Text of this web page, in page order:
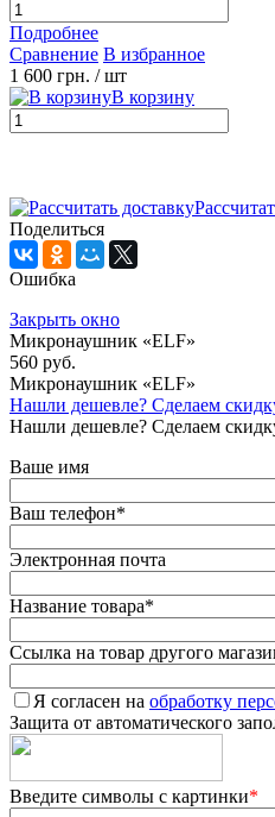
Подробнее
Сравнение В избранное
1 600 грн. / шт
В корзину
Поделиться
Ошибка
Закрыть окно
Микронаушник «ELF»
560 руб.
Микронаушник «ELF»
Нашли дешевле? Сделаем
Нашли дешевле? Сделаем
Ваше имя
Ваш телефон*
Электронная почта
Название товара*
Ссылка на товар другого
Я согласен на обработку
Защита от автоматического
Введите символы с картинки*